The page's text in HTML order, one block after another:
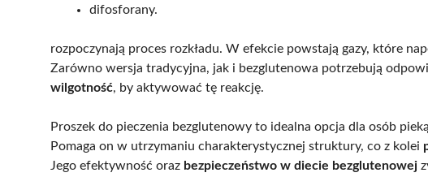
difosforany.
rozpoczynają proces rozkładu. W efekcie powstają gazy, które
Zarówno wersja tradycyjna, jak i bezglutenowa potrzebują
wilgotność, by aktywować tę reakcję.
Proszek do pieczenia bezglutenowy to idealna opcja dla osób
Pomaga on w utrzymaniu charakterystycznej struktury, co z kolei
Jego efektywność oraz bezpieczeństwo w diecie bezglutenowej